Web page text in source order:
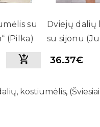
su
(Pilka)
Dviejų dalių
su sijonu
36.37€
, kostiumėlis, (Šviesiai